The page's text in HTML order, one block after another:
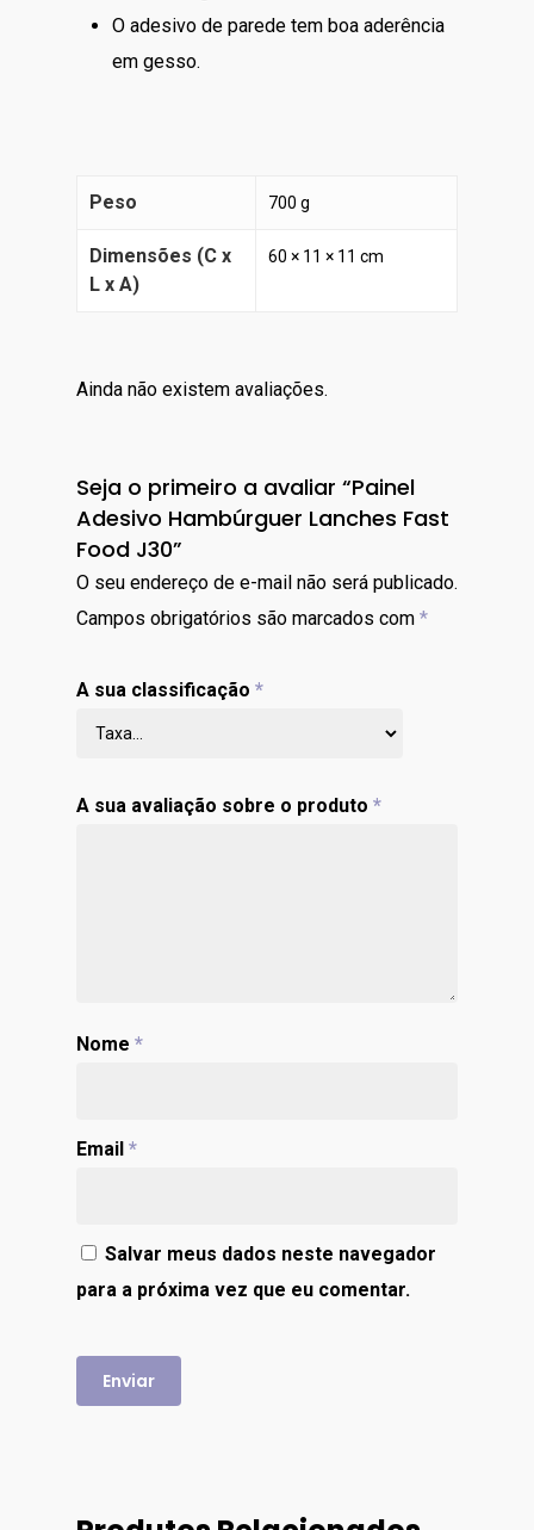
O adesivo de parede tem boa aderência
em gesso.
Peso 700 g
Dimensões (C x
L x A)
60 × 11 × 11 cm
Ainda não existem avaliações.
Seja o primeiro a avaliar “Painel
Adesivo Hambúrguer Lanches Fast
Food J30”
O seu endereço de e-mail não será publicado.
Campos obrigatórios são marcados com *
A sua classificação *
A sua avaliação sobre o produto *
Nome *
Email *
Salvar meus dados neste navegador
para a próxima vez que eu comentar.